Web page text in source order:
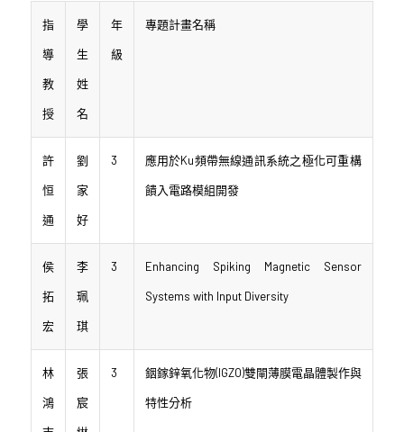
指
導
教
授
學
生
姓
名
年
級
專題計畫名稱
許
恒
通
劉
家
好
3 應用於Ku頻帶無線通訊系統之極化可重構
饋入電路模組開發
侯
拓
宏
李
珮
琪
3 Enhancing Spiking Magnetic Sensor
Systems with Input Diversity
林
鴻
張
宸
3 銦鎵鋅氧化物(IGZO)雙閘薄膜電晶體製作與
特性分析